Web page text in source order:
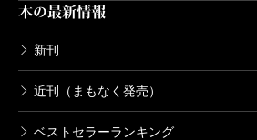
本の最新情報
新刊
近刊（まもなく発売）
ベストセラーランキング